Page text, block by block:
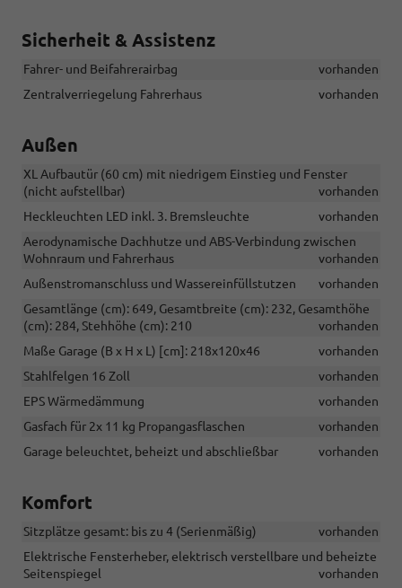
Sicherheit & Assistenz
Fahrer- und Beifahrerairbag
vorhanden
Zentralverriegelung Fahrerhaus
vorhanden
Außen
XL Aufbautür (60 cm) mit niedrigem Einstieg und Fenster
(nicht aufstellbar)
vorhanden
Heckleuchten LED inkl. 3. Bremsleuchte
vorhanden
Aerodynamische Dachhutze und ABS-Verbindung zwischen
Wohnraum und Fahrerhaus
vorhanden
Außenstromanschluss und Wassereinfüllstutzen
vorhanden
Gesamtlänge (cm): 649, Gesamtbreite (cm): 232, Gesamthöhe
(cm): 284, Stehhöhe (cm): 210
vorhanden
Maße Garage (B x H x L) [cm]: 218x120x46
vorhanden
Stahlfelgen 16 Zoll
vorhanden
EPS Wärmedämmung
vorhanden
Gasfach für 2x 11 kg Propangasflaschen
vorhanden
Garage beleuchtet, beheizt und abschließbar
vorhanden
Komfort
Sitzplätze gesamt: bis zu 4 (Serienmäßig)
vorhanden
Elektrische Fensterheber, elektrisch verstellbare und beheizte
Seitenspiegel
vorhanden